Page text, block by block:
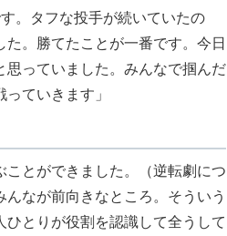
。タフな投手が続いていたの
。勝てたことが一番です。今日
っていました。みんなで掴んだ
ていきます」
ことができました。（逆転劇につ
なが前向きなところ。そういう
とりが役割を認識して全うして